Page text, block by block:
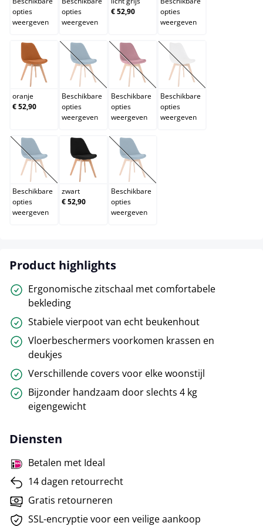
opties
weergeven
opties
weergeven
€ 52,90
opties
weergeven
oranje
oranje
€ 52,90
purper
(Deze optie is momenteel niet beschikbaar.)
Beschikbare
opties
weergeven
rood
(Deze optie is momenteel niet
Beschikbare
opties
weergeven
wit
(Deze optie is
Beschikbare
opties
weergeven
wit/wit
(Deze optie is momenteel niet beschikbaar.)
Beschikbare
opties
weergeven
zwart
zwart
€ 52,90
zwart/zwart
(Deze optie is momenteel niet
Beschikbare
opties
weergeven
Product highlights
Ergonomische zitschaal met comfortabele
bekleding
Stabiele vierpoot van echt beukenhout
Vloerbeschermers voorkomen krassen en
deukjes
Verschillende covers voor elke woonstijl
Bijzonder handzaam door slechts 4 kg
eigengewicht
Diensten
Betalen met Ideal
14 dagen retourrecht
Gratis retourneren
SSL-encryptie voor een veilige aankoop